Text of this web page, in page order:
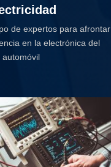
de expertos para afrontar
en la electrónica del
automóvil